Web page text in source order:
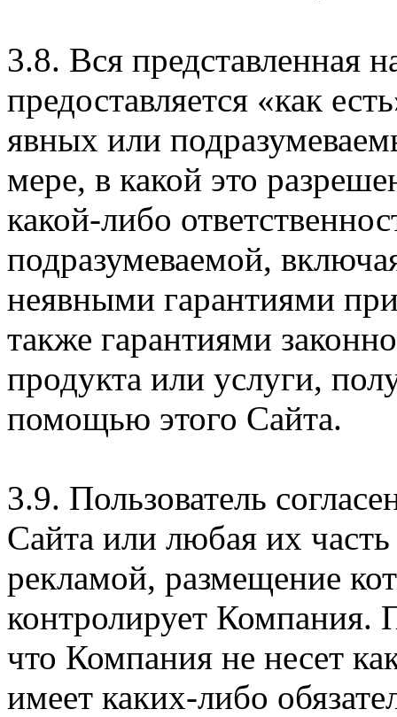
3.8. Вся представленная
предоставляется «как
явных или
мере, в какой это
какой-либо
подразумеваемой,
неявными гарантиями
также гарантиями
продукта или услуги,
помощью этого Сайта.
3.9. Пользователь
Сайта или любая их
рекламой, размещение
контролирует Компания.
что Компания не несет
имеет каких-либо